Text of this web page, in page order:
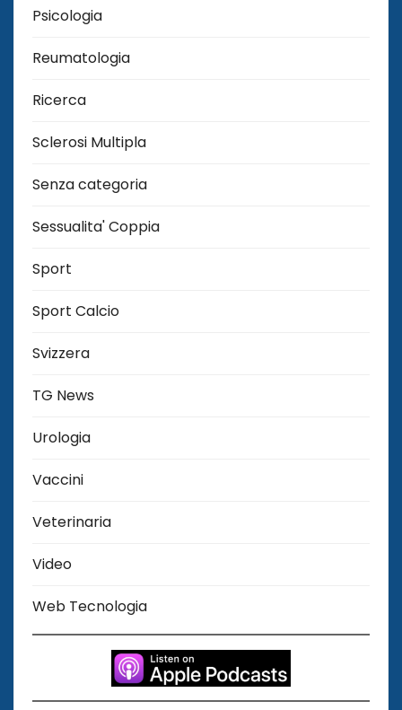
Psicologia
Reumatologia
Ricerca
Sclerosi Multipla
Senza categoria
Sessualita' Coppia
Sport
Sport Calcio
Svizzera
TG News
Urologia
Vaccini
Veterinaria
Video
Web Tecnologia